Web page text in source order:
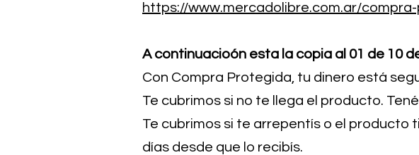
https://www.mercadolibre.com.ar/
A continuacioón esta la copia al 01 de 10
Con Compra Protegida, tu dinero está
Te cubrimos si no te llega el producto.
Te cubrimos si te arrepentís o el producto
días desde que lo recibís.